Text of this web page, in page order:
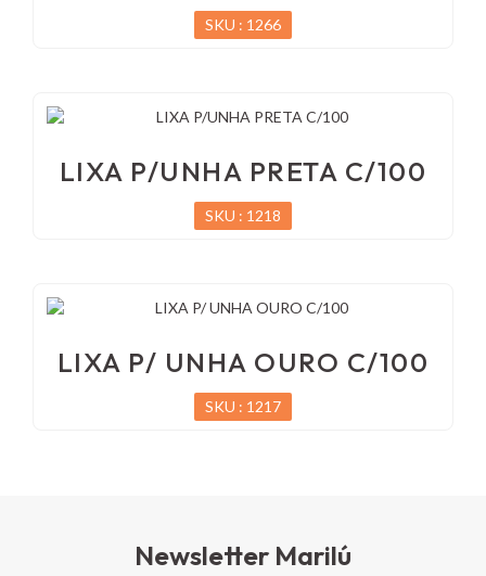
SKU : 1266
LIXA P/UNHA PRETA C/100
SKU : 1218
LIXA P/ UNHA OURO C/100
SKU : 1217
Newsletter Marilú